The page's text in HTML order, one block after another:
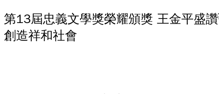
第13屆忠義文學獎榮耀頒獎 王金平盛
創造祥和社會